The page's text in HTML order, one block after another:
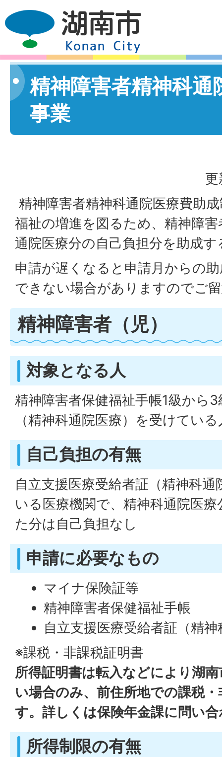
精神障害者精神科通
事業
精神障害者精神科通院医療費助
福祉の増進を図るため、精神障
通院医療分の自己負担分を助成
申請が遅くなると申請月からの
できない場合がありますのでご
精神障害者（児）
対象となる人
精神障害者保健福祉手帳1級から
（精神科通院医療）を受けている
自己負担の有無
自立支援医療受給者証（精神科
いる医療機関で、精神科通院医
た分は自己負担なし
申請に必要なもの
マイナ保険証等
精神障害者保健福祉手帳
自立支援医療受給者証（精
※課税・非課税証明書
所得証明書は転入などにより湖
い場合のみ、前住所地での課税
す。詳しくは保険年金課に問い
所得制限の有無